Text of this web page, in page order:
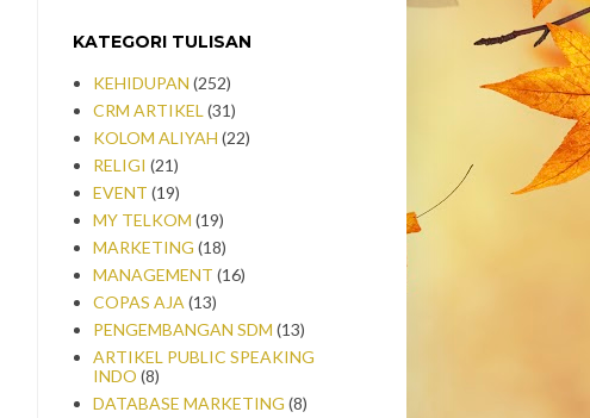
KATEGORI TULISAN
KEHIDUPAN (252)
CRM ARTIKEL (31)
KOLOM ALIYAH (22)
RELIGI (21)
EVENT (19)
MY TELKOM (19)
MARKETING (18)
MANAGEMENT (16)
COPAS AJA (13)
PENGEMBANGAN SDM (13)
ARTIKEL PUBLIC SPEAKING
INDO (8)
DATABASE MARKETING (8)